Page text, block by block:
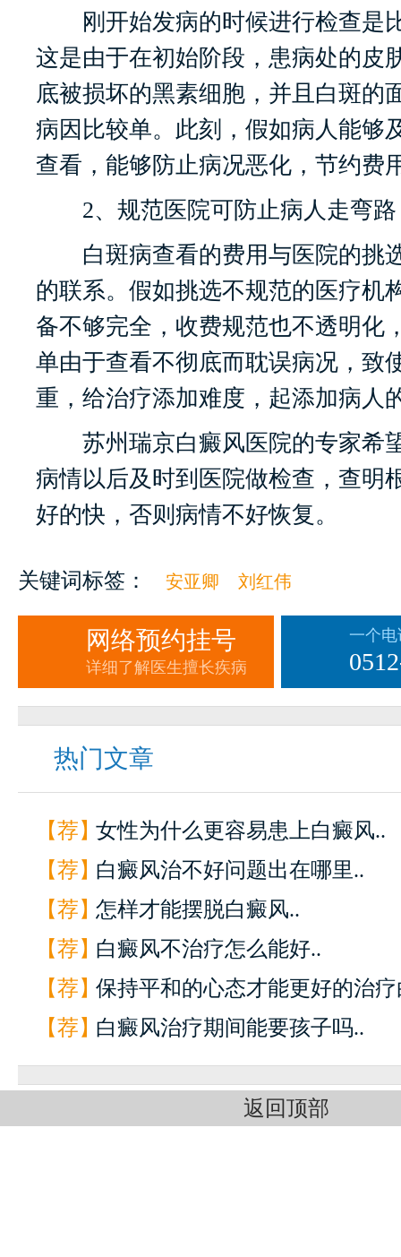
刚开始发病的时候进行检查是
这是由于在初始阶段，患病处的皮
底被损坏的黑素细胞，并且白斑的
病因比较单。此刻，假如病人能够
查看，能够防止病况恶化，节约费
2、规范医院可防止病人走弯路
白斑病查看的费用与医院的挑
的联系。假如挑选不规范的医疗机
备不够完全，收费规范也不透明化
单由于查看不彻底而耽误病况，致
重，给治疗添加难度，起添加病人
苏州瑞京白癜风医院的专家希
病情以后及时到医院做检查，查明
好的快，否则病情不好恢复。
关键词标签： 安亚卿 刘红伟
网络预约挂号
详细了解医生擅长疾病
一个
热门文章
【荐】女性为什么更容易患上白癜风..
【荐】白癜风治不好问题出在哪里..
【荐】怎样才能摆脱白癜风..
【荐】白癜风不治疗怎么能好..
【荐】保持平和的心态才能更好的治疗
【荐】白癜风治疗期间能要孩子吗..
返回顶部